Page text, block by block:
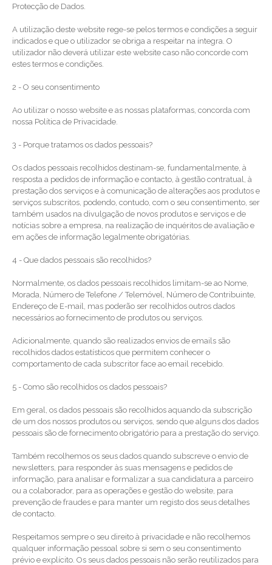
Protecção de Dados.
A utilização deste website rege-se pelos termos e condições a seguir
indicados e que o utilizador se obriga a respeitar na íntegra. O
utilizador não deverá utilizar este website caso não concorde com
estes termos e condições.
2 - O seu consentimento
Ao utilizar o nosso website e as nossas plataformas, concorda com
nossa Política de Privacidade.
3 - Porque tratamos os dados pessoais?
Os dados pessoais recolhidos destinam-se, fundamentalmente, à
resposta a pedidos de informação e contacto, à gestão contratual, à
prestação dos serviços e à comunicação de alterações aos produtos e
serviços subscritos, podendo, contudo, com o seu consentimento, ser
também usados na divulgação de novos produtos e serviços e de
notícias sobre a empresa, na realização de inquéritos de avaliação e
em ações de informação legalmente obrigatórias.
4 - Que dados pessoais são recolhidos?
Normalmente, os dados pessoais recolhidos limitam-se ao Nome,
Morada, Número de Telefone / Telemóvel, Número de Contribuinte,
Endereço de E-mail, mas poderão ser recolhidos outros dados
necessários ao fornecimento de produtos ou serviços.
Adicionalmente, quando são realizados envios de emails são
recolhidos dados estatísticos que permitem conhecer o
comportamento de cada subscritor face ao email recebido.
5 - Como são recolhidos os dados pessoais?
Em geral, os dados pessoais são recolhidos aquando da subscrição
de um dos nossos produtos ou serviços, sendo que alguns dos dados
pessoais são de fornecimento obrigatório para a prestação do serviço.
Também recolhemos os seus dados quando subscreve o envio de
newsletters, para responder às suas mensagens e pedidos de
informação, para analisar e formalizar a sua candidatura a parceiro
ou a colaborador, para as operações e gestão do website, para
prevenção de fraudes e para manter um registo dos seus detalhes
de contacto.
Respeitamos sempre o seu direito à privacidade e não recolhemos
qualquer informação pessoal sobre si sem o seu consentimento
prévio e explícito. Os seus dados pessoais não serão reutilizados para